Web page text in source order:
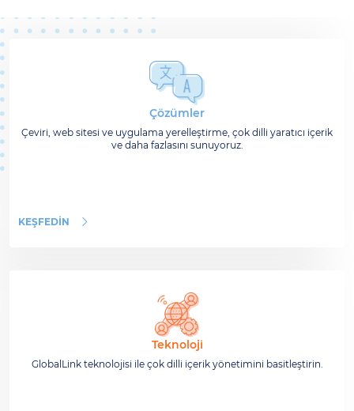
Çözümler
Çeviri, web sitesi ve uygulama yerelleştirme, çok dilli yaratıcı içerik
ve daha fazlasını sunuyoruz.
KEŞFEDIN
Teknoloji
GlobalLink teknolojisi ile çok dilli içerik yönetimini basitleştirin.